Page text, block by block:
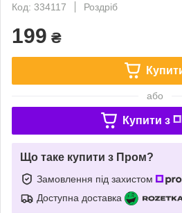
Код: 334117
Роздріб
199 ₴
або
Купити з
Що таке купити з Пром?
Замовлення під захистом
Доступна доставка